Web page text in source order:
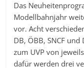
Das
Modellbahnjahr
vor. Acht
DB, ÖBB, SNCF
zum UVP von
dafür werden drei